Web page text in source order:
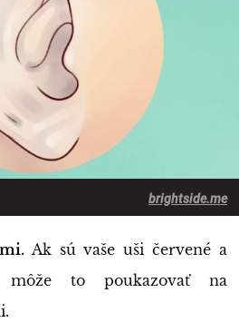
brightside.me
Ak sú vaše uši červené a
môže to poukazovať na